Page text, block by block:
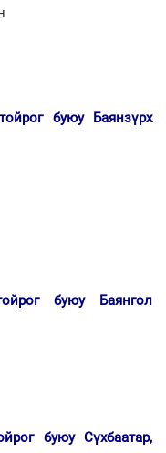
буюу Баянзүрх
буюу Баянгол
буюу Сүхбаатар,